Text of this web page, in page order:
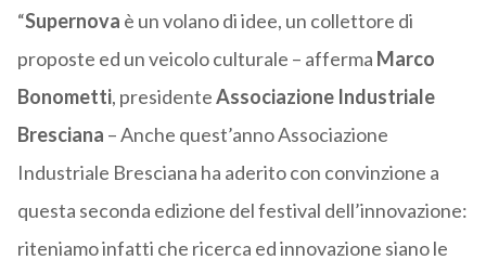
“Supernova è un volano di idee, un collettore di
proposte ed un veicolo culturale – afferma Marco
Bonometti, presidenteAssociazione Industriale
Bresciana – Anche quest’anno Associazione
Industriale Bresciana ha aderito con convinzione a
questa seconda edizione del festival dell’innovazione:
riteniamo infatti che ricerca ed innovazione siano le